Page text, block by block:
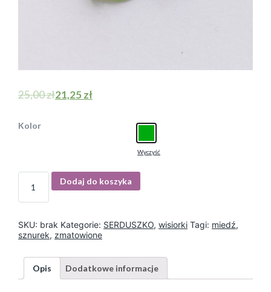
25,00zł21,25zł
Kolor
Wyczyść
I
ś
Dodaj do koszyka
SKU: brak Kategorie: SERDUSZKO, wisiorki Tagi: miedź,
sznurek, zmatowione
Opis Dodatkowe informacje